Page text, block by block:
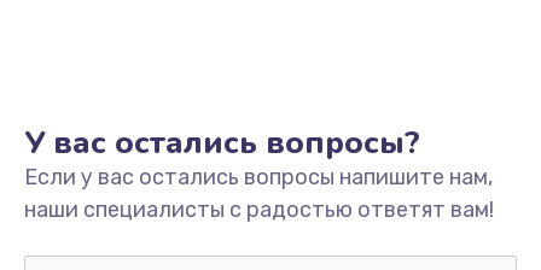
Не включается
1400 руб.
Заказать
У вас остались вопросы?
Если у вас остались вопросы напишите нам,
наши специалисты с радостью ответят вам!